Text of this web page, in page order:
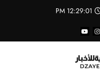
12:29:02 PM